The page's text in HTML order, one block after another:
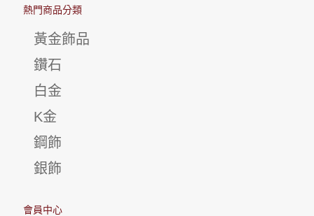
熱門商品分類
黃金飾品
鑽石
白金
K金
鋼飾
銀飾
會員中心